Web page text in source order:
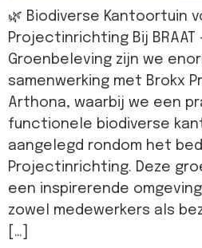
🌿 Biodiverse Kantoortuin
Projectinrichting Bij BRAAT
Groenbeleving zijn we
samenwerking met Brokx
Arthona, waarbij we een
functionele biodiverse
aangelegd rondom het
Projectinrichting. Deze
een inspirerende
zowel medewerkers als
[…]